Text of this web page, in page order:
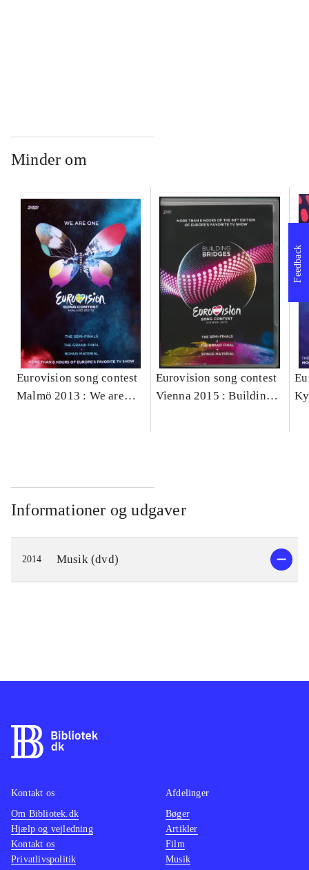
Minder om
Eurovision song contest
Malmö 2013 : We are
Eurovision song contest
Vienna 2015 : Building
Informationer og udgaver
2014 Musik (dvd)
Feedback
Kontakt os
Om Bibliotek.dk
Hjælp og vejledning
Kontakt os
Privatlivspolitik
Afdelinger
Bøger
Artikler
Film
Musik